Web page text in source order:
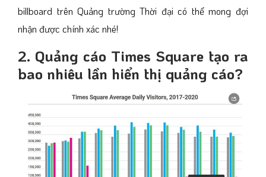
billboard trên Quảng trường Thời đại có thể mong đợi
nhận được chính xác nhé!
2. Quảng cáo Times Square tạo ra
bao nhiêu lần hiển thị quảng cáo?